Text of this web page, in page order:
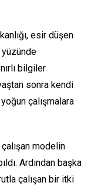
esir düşen
yüzünde
bilgiler
sonra kendi
çalışmalara
çalışan modelin
Ardından başka
çalışan bir itki